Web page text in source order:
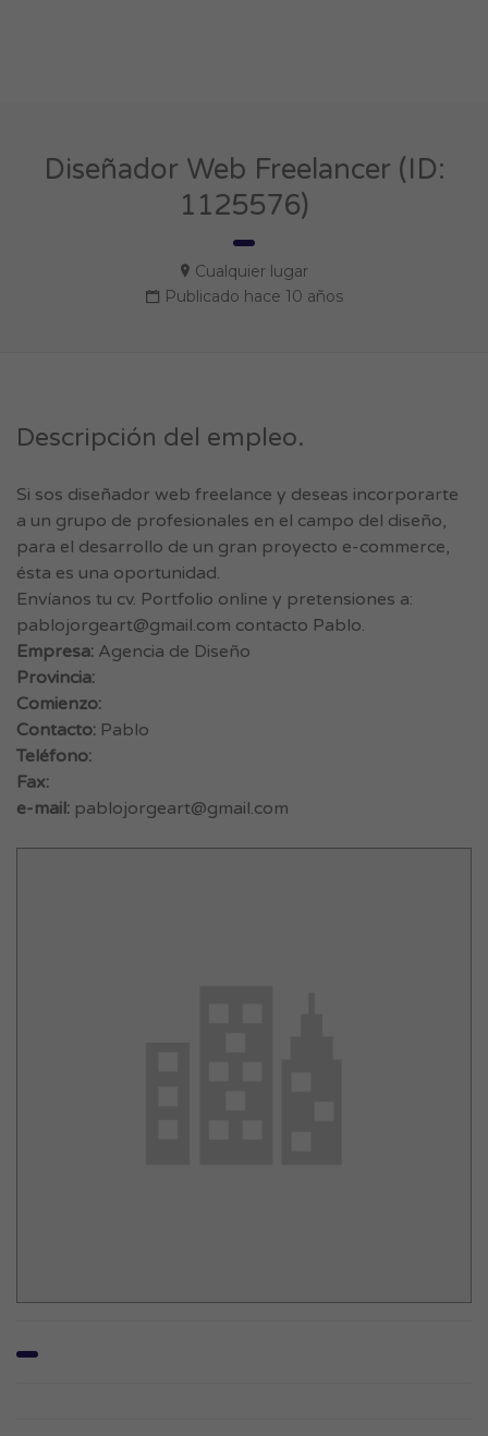
Diseñador Web Freelancer (ID:
1125576)
Cualquier lugar
Publicado hace 10 años
Descripción del empleo.
Si sos diseñador web freelance y deseas incorporarte
a un grupo de profesionales en el campo del diseño,
para el desarrollo de un gran proyecto e-commerce,
ésta es una oportunidad.
Envíanos tu cv. Portfolio online y pretensiones a:
pablojorgeart@gmail.com contacto Pablo.
Empresa: Agencia de Diseño
Provincia:
Comienzo:
Contacto: Pablo
Teléfono:
Fax:
e-mail: pablojorgeart@gmail.com